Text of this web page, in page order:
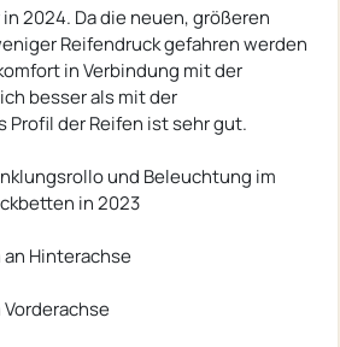
2024. Da die neuen, größeren
Reifendruck gefahren werden
in Verbindung mit der
besser als mit der
Profil der Reifen ist sehr gut.
und Beleuchtung im
in 2023
Hinterachse